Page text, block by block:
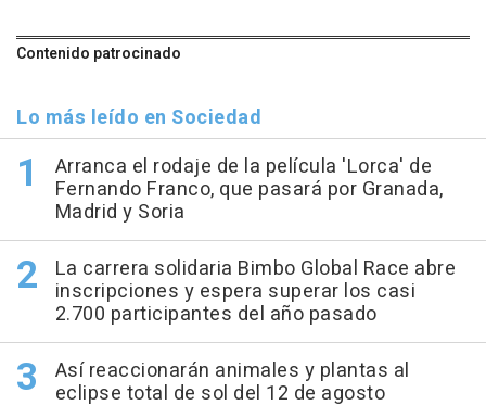
Contenido patrocinado
Lo más leído en Sociedad
Arranca el rodaje de la película 'Lorca' de
Fernando Franco, que pasará por Granada,
Madrid y Soria
La carrera solidaria Bimbo Global Race abre
inscripciones y espera superar los casi
2.700 participantes del año pasado
Así reaccionarán animales y plantas al
eclipse total de sol del 12 de agosto